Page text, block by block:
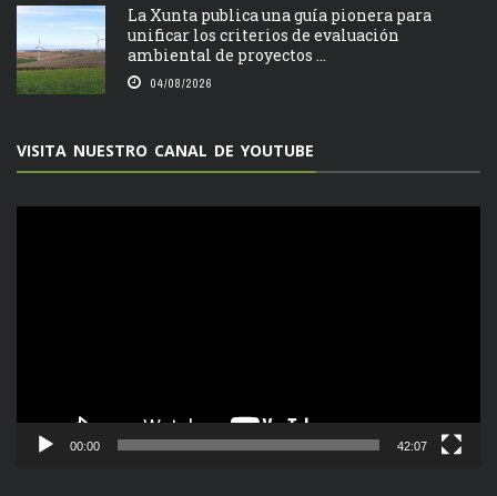
La Xunta publica una guía pionera para
unificar los criterios de evaluación
ambiental de proyectos ...
04/08/2026
VISITA NUESTRO CANAL DE YOUTUBE
00:00 42:07